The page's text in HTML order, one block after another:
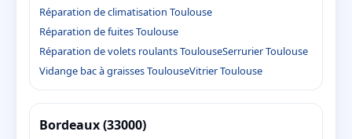
Réparation de climatisation Toulouse
Réparation de fuites Toulouse
Réparation de volets roulants ToulouseSerrurier Toulouse
Vidange bac à graisses ToulouseVitrier Toulouse
Bordeaux (33000)